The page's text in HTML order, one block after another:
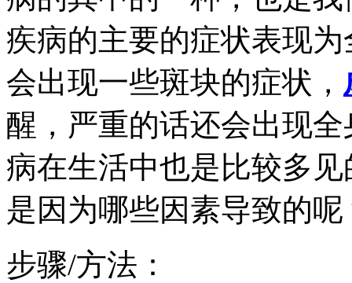
疾病的主要的症状表现
会出现一些斑块的症状，
醒，严重的话还会出现
病在生活中也是比较多
是因为哪些因素导致的
步骤/方法：